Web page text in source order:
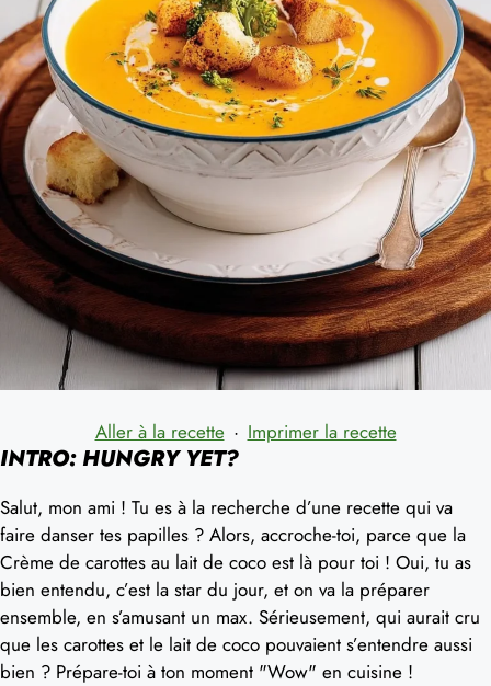
Aller à la recette · Imprimer la recette
INTRO: HUNGRY YET?
Salut, mon ami ! Tu es à la recherche d’une recette qui va
faire danser tes papilles ? Alors, accroche-toi, parce que la
Crème de carottes au lait de coco est là pour toi ! Oui, tu as
bien entendu, c’est la star du jour, et on va la préparer
ensemble, en s’amusant un max. Sérieusement, qui aurait cru
que les carottes et le lait de coco pouvaient s’entendre aussi
bien ? Prépare-toi à ton moment "Wow" en cuisine !